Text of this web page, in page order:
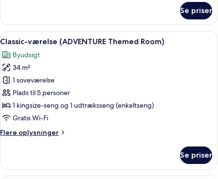
(PIRATES
Fully
Themed
Suite)
Se priser
Indlæs
alle
billeder
af
Classic-
værelse
(ADVENTURE
Themed
Et hotelværelse med en seng med
3
Classic-værelse (ADVENTURE Themed Room)
Byudsigt
34 m²
1 soveværelse
Plads til 5 personer
1 kingsize-seng og 1 udtræksseng (enkeltseng)
Gratis Wi-Fi
Flere oplysninger
Flere
værelse
(ADVENTURE
Se priser